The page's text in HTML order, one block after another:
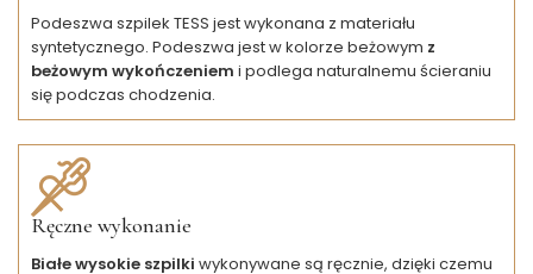
Podeszwa szpilek TESS jest wykonana z materiału
syntetycznego. Podeszwa jest w kolorze beżowym z
beżowym wykończeniem i podlega naturalnemu ścieraniu
się podczas chodzenia.
Ręczne wykonanie
Białe wysokie szpilki wykonywane są ręcznie, dzięki czemu